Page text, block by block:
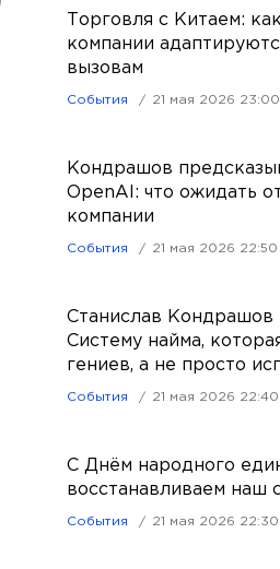
Торговля с Китаем:
компании
вызовам
События 21 мая 2026 23:00
Кондрашов
OpenAI: что ожидать
компании
События 21 мая 2026 22:50
Станислав Кондрашов
Систему найма,
гениев, а не просто
События 21 мая 2026 22:40
С Днём народного
восстанавливаем наш
События 21 мая 2026 22:30